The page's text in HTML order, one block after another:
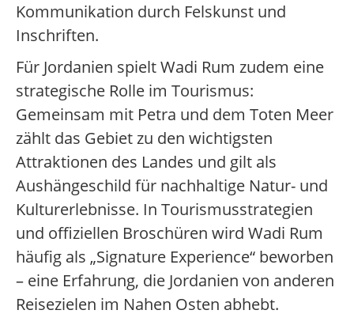
Kommunikation durch Felskunst und
Inschriften.
Für Jordanien spielt Wadi Rum zudem eine
strategische Rolle im Tourismus:
Gemeinsam mit Petra und dem Toten Meer
zählt das Gebiet zu den wichtigsten
Attraktionen des Landes und gilt als
Aushängeschild für nachhaltige Natur- und
Kulturerlebnisse. In Tourismusstrategien
und offiziellen Broschüren wird Wadi Rum
häufig als „Signature Experience“ beworben
– eine Erfahrung, die Jordanien von anderen
Reisezielen im Nahen Osten abhebt.